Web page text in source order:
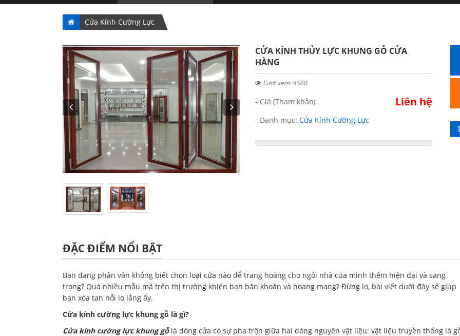
Cửa Kính Cường Lực
CỬA KÍNH THỦY LỰC KHUNG GỖ CỬA
HÀNG
Lượt xem: 4560
- Giá (Tham khảo): Liên hệ
- Danh mục: Cửa Kính Cường Lực
ĐẶC ĐIỂM NỔI BẬT
Bạn đang phân vân không biết chọn loại cửa nào để trang hoàng cho ngôi nhà của mình thêm hiện đại và sang
trọng? Quá nhiều mẫu mã trên thị trường khiến bạn băn khoăn và hoang mang? Đừng lo, bài viết dưới đây sẽ giúp
bạn xóa tan nỗi lo lắng ấy.
Cửa kính cường lực khung gỗ là gì?
Cửa kính cường lực khung gỗlà dòng cửa có sự pha trộn giữa hai dòng nguyên vật liệu: vật liệu truyền thống là